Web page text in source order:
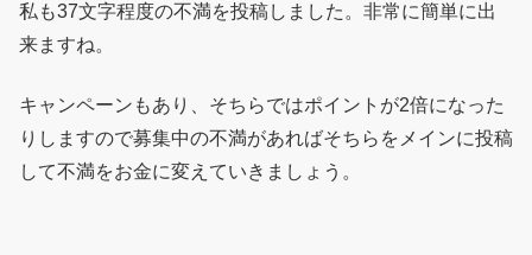
私も37文字程度の不満を投稿しました。非常に簡単に出
来ますね。
キャンペーンもあり、そちらではポイントが2倍になった
りしますので募集中の不満があればそちらをメインに投稿
して不満をお金に変えていきましょう。